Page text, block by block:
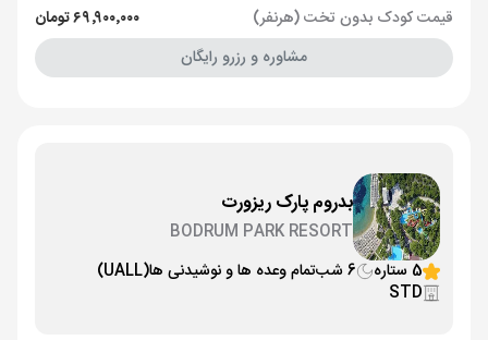
قیمت کودک بدون تخت (هرنفر)
۶۹٬۹۰۰٬۰۰۰ تومان
مشاوره و رزرو رایگان
بدروم پارک ریزورت
BODRUM PARK RESORT
5 ستاره
6 شب تمام وعده ها و نوشیدنی ها(UALL)
STD